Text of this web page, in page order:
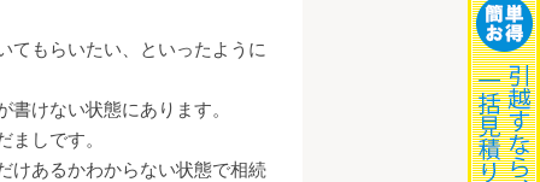
てもらいたい、といったように
けない状態にあります。
しです。
けあるかわからない状態で相続